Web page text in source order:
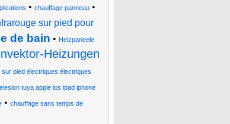
• chauffage panneau•
sur pied pour
de bain • Heizpaneele
Heizungen
pied électriques électriques
tuya apple ios ipad iphone
• chauffage sans temps de